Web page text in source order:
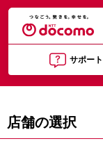
サポート
店舗の選択